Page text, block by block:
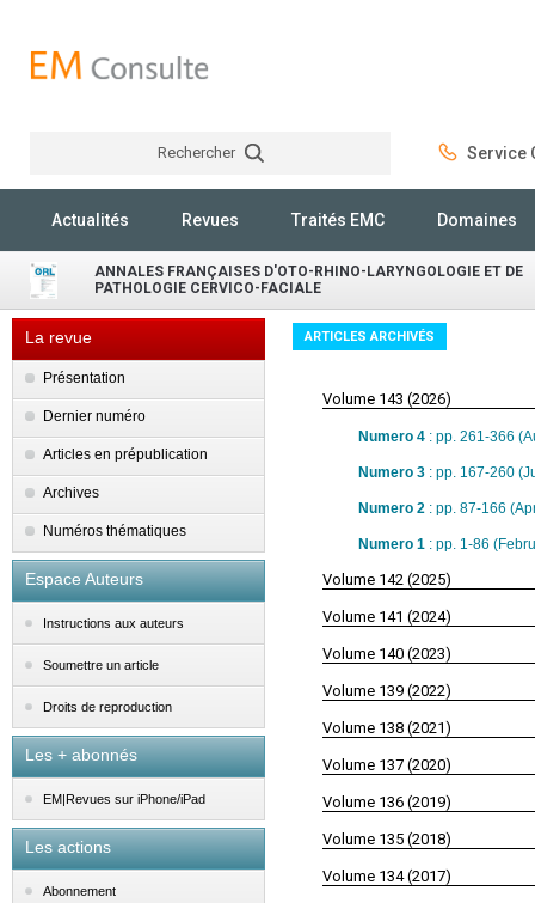
Rechercher Service
Actualités Revues Traités EMC Domaines
ANNALES FRANÇAISES D'OTO-RHINO-LARYNGOLOGIE ET DE
PATHOLOGIE CERVICO-FACIALE
La revue
Présentation
Dernier numéro
Articles en prépublication
Archives
Numéros thématiques
Espace Auteurs
Instructions aux auteurs
Soumettre un article
Droits de reproduction
Les + abonnés
EM|Revues sur iPhone/iPad
Les actions
Abonnement
ARTICLES ARCHIVÉS
Volume 143 (2026)
Numero 4 : pp. 261-366
Numero 3 : pp. 167-260
Numero 2 : pp. 87-166
Numero 1 : pp. 1-86
Volume 142 (2025)
Volume 141 (2024)
Volume 140 (2023)
Volume 139 (2022)
Volume 138 (2021)
Volume 137 (2020)
Volume 136 (2019)
Volume 135 (2018)
Volume 134 (2017)